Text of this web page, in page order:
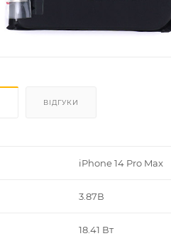
ВІДГУКИ
iPhone 14 Pro Max
3.87В
18.41 Вт